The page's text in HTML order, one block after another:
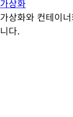
가상화
가상화와 컨테이
니다.